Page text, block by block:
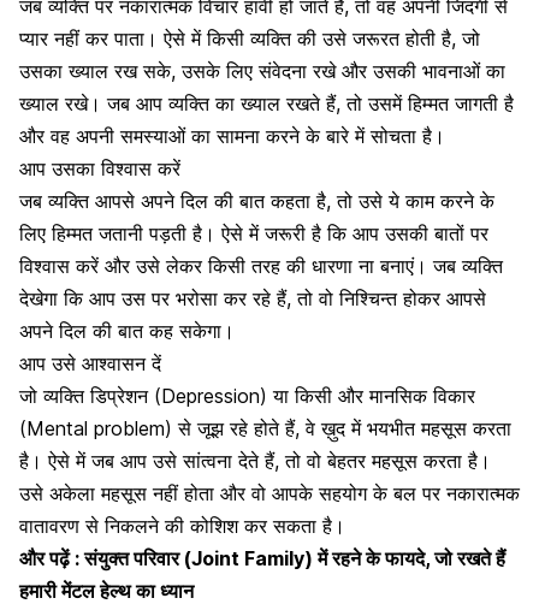
जब व्यक्ति परनकारात्मक विचारहावी हो जाते हैं, तो वह अपनी जिंदगी से
प्यार नहीं कर पाता। ऐसे में किसी व्यक्ति की उसे जरूरत होती है, जो
उसका ख्याल रख सके, उसके लिए संवेदना रखे और उसकी भावनाओं का
ख्याल रखे। जब आप व्यक्ति का ख्याल रखते हैं, तो उसमें हिम्मत जागती है
और वह अपनी समस्याओं का सामना करने के बारे में सोचता है।
आप उसका विश्वास करें
जब व्यक्ति आपसे अपने दिल की बात कहता है, तो उसे ये काम करने के
लिए हिम्मत जतानी पड़ती है। ऐसे में जरूरी है कि आप उसकी बातों पर
विश्वास करें और उसे लेकर किसी तरह की धारणा ना बनाएं। जब व्यक्ति
देखेगा कि आप उस पर भरोसा कर रहे हैं, तो वो निश्चिन्त होकर आपसे
अपने दिल की बात कह सकेगा।
आप उसे आश्वासन दें
जो व्यक्ति डिप्रेशन (Depression) या किसी औरमानसिक विकार
(Mental problem) से जूझ रहे होते हैं, वे ख़ुद में भयभीत महसूस करता
है। ऐसे में जब आप उसे सांत्वना देते हैं, तो वो बेहतर महसूस करता है।
उसे अकेला महसूस नहीं होता और वो आपके सहयोग के बल पर नकारात्मक
वातावरण से निकलने की कोशिश कर सकता है।
और पढ़ें :संयुक्त परिवार (Joint Family) में रहने के फायदे, जो रखते हैं
हमारी मेंटल हेल्थ का ध्यान